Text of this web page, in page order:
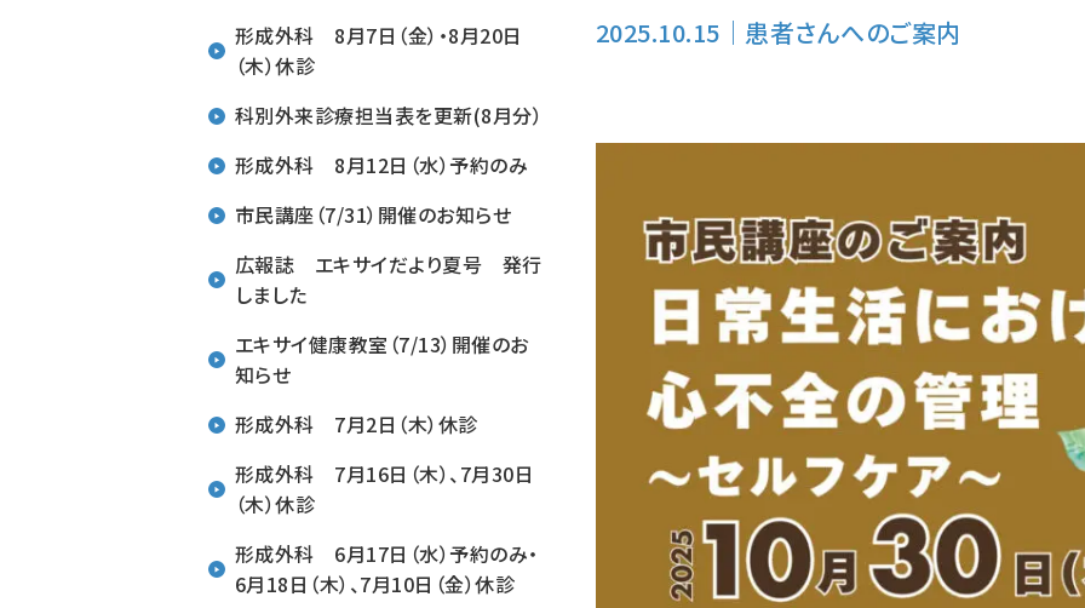
2025.10.15 ｜ 患者さんへのご案内
形成外科 8月7日（金）・8月20日
（木）休診
科別外来診療担当表を更新(8月分）
形成外科 8月12日（水）予約のみ
市民講座（7/31）開催のお知らせ
広報誌 エキサイだより夏号 発行
しました
エキサイ健康教室（7/13）開催のお
知らせ
形成外科 7月2日（木）休診
形成外科 7月16日（木）、7月30日
（木）休診
形成外科 6月17日（水）予約のみ・
6月18日（木）、7月10日（金）休診